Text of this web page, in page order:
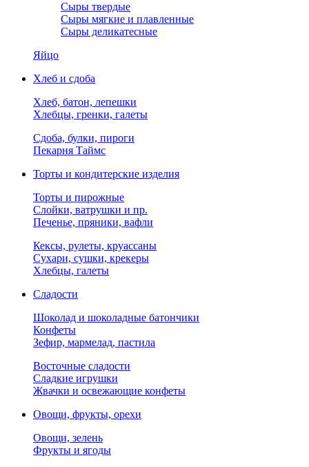
Сыры твердые
Сыры мягкие и плавленные
Сыры деликатесные
Яйцо
Хлеб и сдоба
Хлеб, батон, лепешки
Хлебцы, гренки, галеты
Сдоба, булки, пироги
Пекарня Таймс
Торты и кондитерские изделия
Торты и пирожные
Слойки, ватрушки и пр.
Печенье, пряники, вафли
Кексы, рулеты, круассаны
Сухари, сушки, крекеры
Хлебцы, галеты
Сладости
Шоколад и шоколадные батончики
Конфеты
Зефир, мармелад, пастила
Восточные сладости
Сладкие игрушки
Жвачки и освежающие конфеты
Овощи, фрукты, орехи
Овощи, зелень
Фрукты и ягоды